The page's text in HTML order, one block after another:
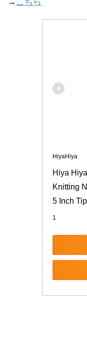
HiyaHiya
Hiya
Knitting
5 Inch
1